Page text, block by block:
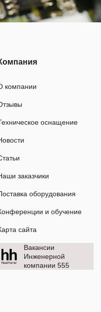
компании
оснащение
заказчики
оборудования
и обучение
сайта
Вакансии
Инженерной
компании 555